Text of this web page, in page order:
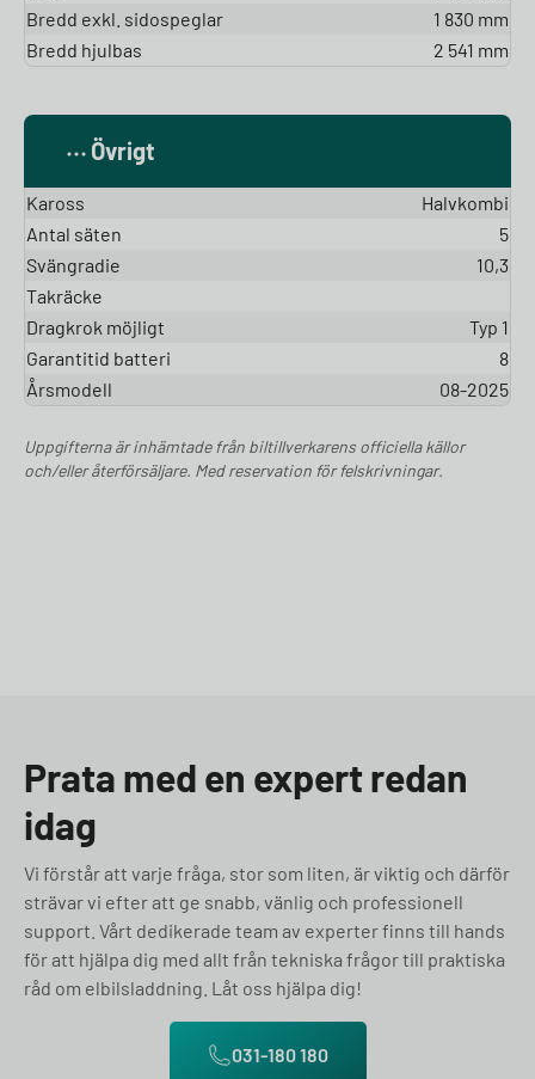
Bredd exkl. sidospeglar
1 830 mm
Bredd hjulbas
2 541 mm
Övrigt
Kaross
Halvkombi
Antal säten
5
Svängradie
10,3
Takräcke
Dragkrok möjligt
Typ 1
Garantitid batteri
8
Årsmodell
08-2025
Uppgifterna är inhämtade från biltillverkarens officiella källor
och/eller återförsäljare. Med reservation för felskrivningar.
Prata med en expert redan
idag
Vi förstår att varje fråga, stor som liten, är viktig och därför
strävar vi efter att ge snabb, vänlig och professionell
support. Vårt dedikerade team av experter finns till hands
för att hjälpa dig med allt från tekniska frågor till praktiska
råd om elbilsladdning. Låt oss hjälpa dig!
031-180 180